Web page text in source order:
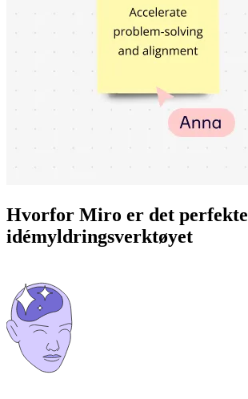
Hvorfor Miro er det perfekte
idémyldringsverktøyet